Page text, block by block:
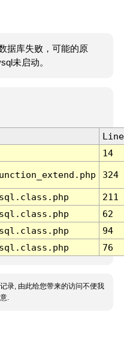
据库失败，可能的原
未启动。
Line
14
324
211
62
94
76
录, 由此给您带来的访问不便我
.